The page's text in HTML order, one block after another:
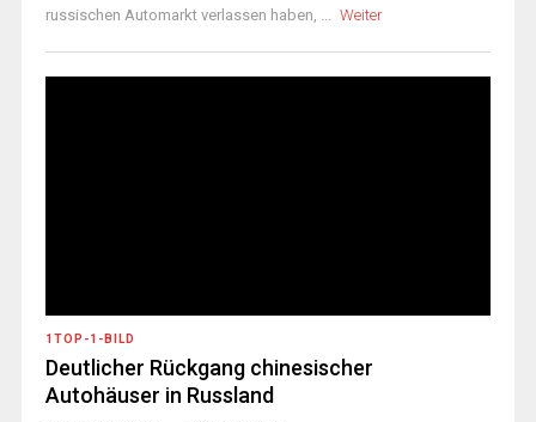
russischen Automarkt verlassen haben, ... Weiter
1TOP-1-BILD
Deutlicher Rückgang chinesischer
Autohäuser in Russland